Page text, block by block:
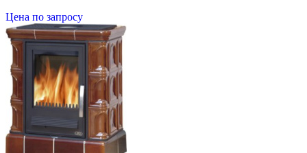
Цена по запросу